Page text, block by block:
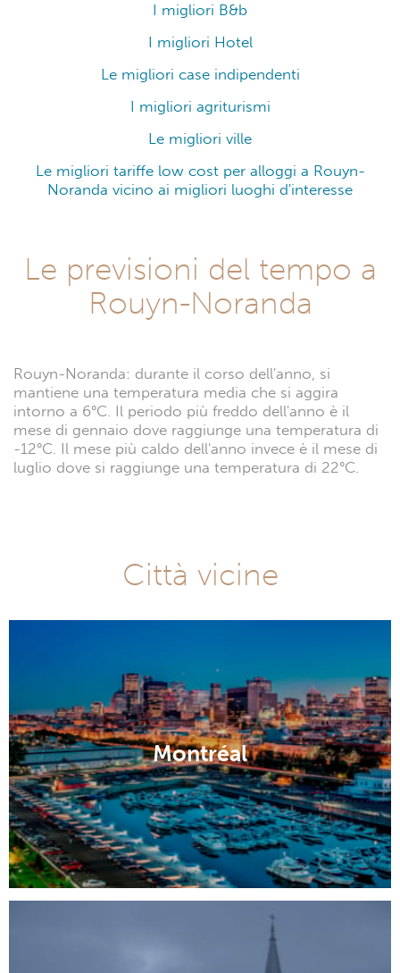
I migliori B&b
I migliori Hotel
Le migliori case indipendenti
I migliori agriturismi
Le migliori ville
Le migliori tariffe low cost per alloggi a Rouyn-
Noranda vicino ai migliori luoghi d'interesse
Le previsioni del tempo a
Rouyn-Noranda
Rouyn-Noranda: durante il corso dell'anno, si
mantiene una temperatura media che si aggira
intorno a 6°C. Il periodo più freddo dell'anno è il
mese di gennaio dove raggiunge una temperatura di
-12°C. Il mese più caldo dell'anno invece è il mese di
luglio dove si raggiunge una temperatura di 22°C.
Città vicine
Montréal